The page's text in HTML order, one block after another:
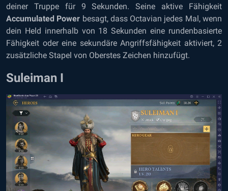
deiner Truppe für 9 Sekunden. Seine aktive Fähigkeit
Accumulated Power besagt, dass Octavian jedes Mal, wenn
dein Held innerhalb von 18 Sekunden eine rundenbasierte
Fähigkeit oder eine sekundäre Angriffsfähigkeit aktiviert, 2
zusätzliche Stapel von Oberstes Zeichen hinzufügt.
Suleiman I